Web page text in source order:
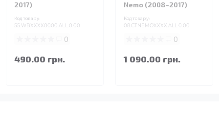
2017)
Код товару:
55.WBXXXX0000.ALL.0.00
0
490.00 грн.
Nemo (2008–2017)
Код товару:
08.CTNEMOXXXX.ALL.0.00
0
1 090.00 грн.